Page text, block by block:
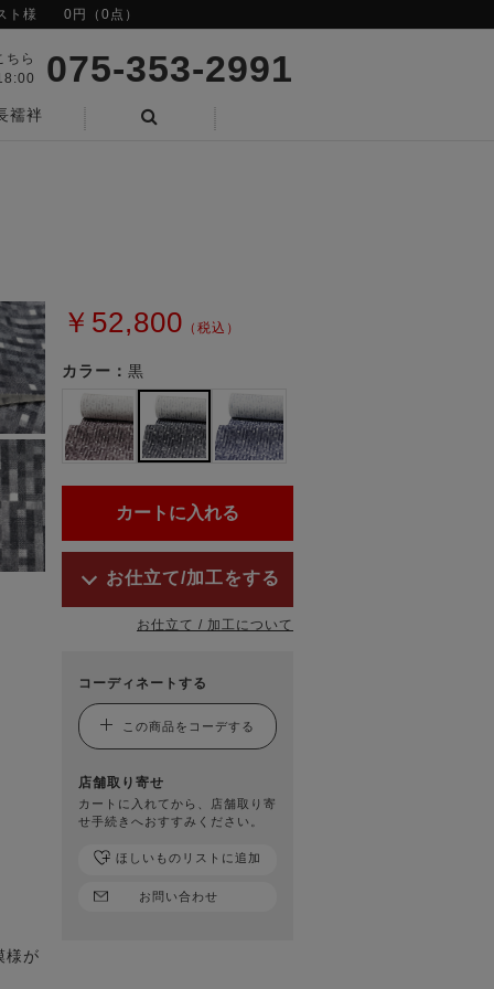
ト様 0円（0点）
ちら
075-353-2991
襦袢
様が
￥52,800 （税込）
カラー： 黒
お仕立て/加工をする
お仕立て / 加工について
コーディネートする
この商品をコーデする
店舗取り寄せ
カートに入れてから、店舗取り寄
せ手続きへおすすみください。
お問い合わせ
ほしいものリストに追加